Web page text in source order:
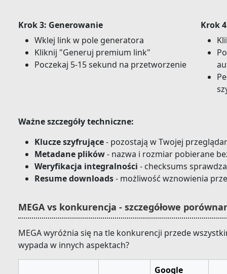
Krok 3: Generowanie
Wklej link w pole generatora
Kliknij "Generuj premium link"
Poczekaj 5-15 sekund na przetworzenie
Krok
Ważne szczegóły techniczne:
Klucze szyfrujące- pozostają w Twojej
Metadane plików- nazwa i rozmiar pobierane
Weryfikacja integralności - checksums
Resume downloads- możliwość wznowienia
MEGA vs konkurencja - szczegółowe
MEGA wyróżnia się na tle konkurencji przede
wypada w innych aspektach?
Google